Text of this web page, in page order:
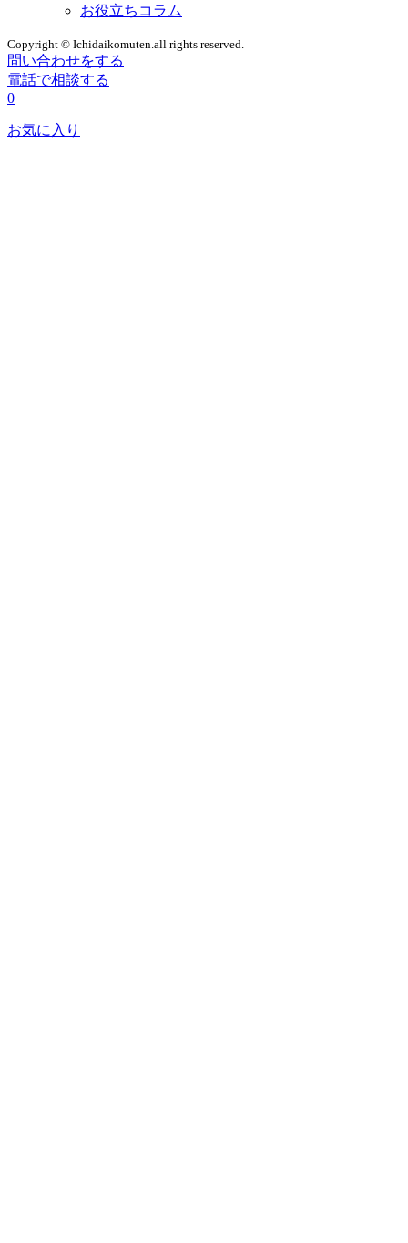
お役立ちコラム
Copyright © Ichidaikomuten.all rights reserved.
問い合わせをする
電話で相談する
0
お気に入り